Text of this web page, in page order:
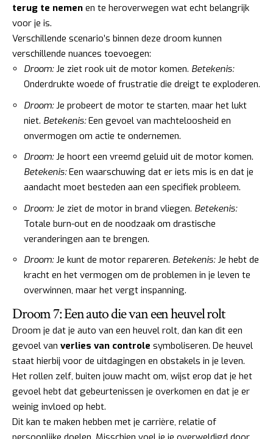
terug te nemen en te heroverwegen wat echt belangrijk
voor je is.
Verschillende scenario’s binnen deze droom kunnen
verschillende nuances toevoegen:
Droom:Je ziet rook uit de motor komen. Betekenis:
Onderdrukte woede of frustratie die dreigt te exploderen.
Droom:Je probeert de motor te starten, maar het lukt
niet. Betekenis:Een gevoel van machteloosheid en
onvermogen om actie te ondernemen.
Droom:Je hoort een vreemd geluid uit de motor komen.
Betekenis:Een waarschuwing dat er iets mis is en dat je
aandacht moet besteden aan een specifiek probleem.
Droom:Je ziet de motor in brand vliegen. Betekenis:
Totale burn-out en de noodzaak om drastische
veranderingen aan te brengen.
Droom:Je kunt de motor repareren. Betekenis:Je hebt de
kracht en het vermogen om de problemen in je leven te
overwinnen, maar het vergt inspanning.
Droom 7: Een auto die van een heuvel rolt
Droom je dat je auto van een heuvel rolt, dan kan dit een
gevoel van verlies van controle symboliseren. De heuvel
staat hierbij voor de uitdagingen en obstakels in je leven.
Het rollen zelf, buiten jouw macht om, wijst erop dat je het
gevoel hebt dat gebeurtenissen je overkomen en dat je er
weinig invloed op hebt.
Dit kan te maken hebben met je carrière, relatie of